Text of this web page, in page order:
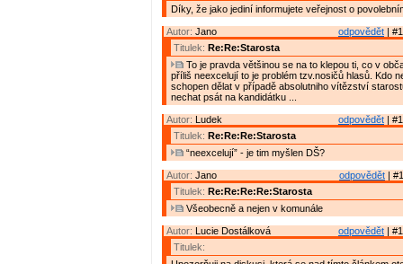
Díky, že jako jediní informujete veřejnost o
odpovědět |
Autor: Jano
Titulek: Re:Re:Starosta
To je pravda většinou se na to klepou ti, co v
příliš neexcelují to je problém tzv.nosičů hlasů. Kdo
schopen dělat v případě absolutniho vítězství
nechat psát na kandidátku ...
odpovědět |
Autor: Ludek
Titulek: Re:Re:Re:Starosta
“neexcelují” - je tim myšlen DŠ?
odpovědět |
Autor: Jano
Titulek: Re:Re:Re:Re:Starosta
Všeobecně a nejen v komunále
odpovědět |
Autor: Lucie Dostálková
Titulek: